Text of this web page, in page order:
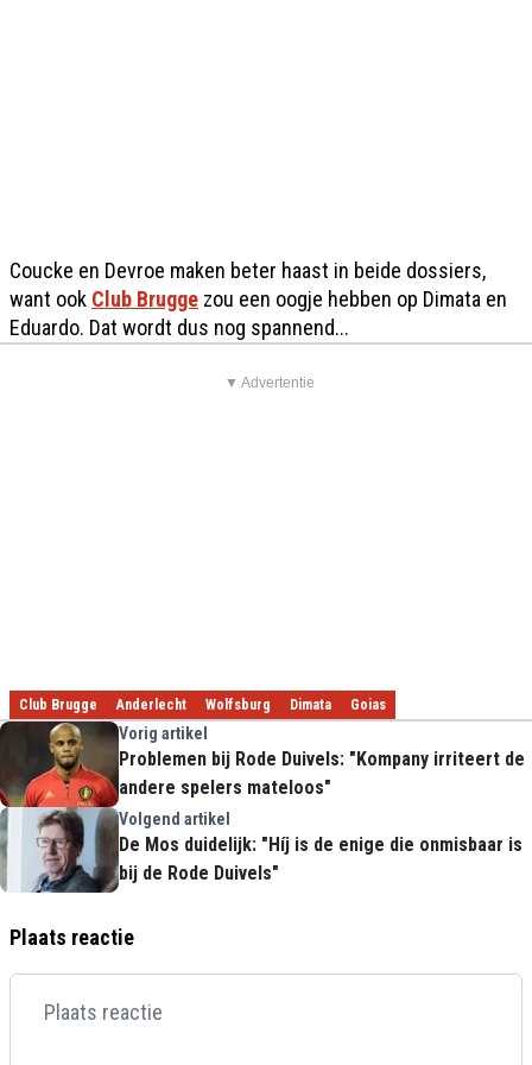
Coucke en Devroe maken beter haast in beide dossiers,
want ook Club Brugge zou een oogje hebben op Dimata en
Eduardo. Dat wordt dus nog spannend...
▼ Advertentie
Club Brugge Anderlecht Wolfsburg Dimata Goias
Vorig artikel
Problemen bij Rode Duivels: "Kompany irriteert de
andere spelers mateloos"
Volgend artikel
De Mos duidelijk: "Híj is de enige die onmisbaar is
bij de Rode Duivels"
Plaats reactie